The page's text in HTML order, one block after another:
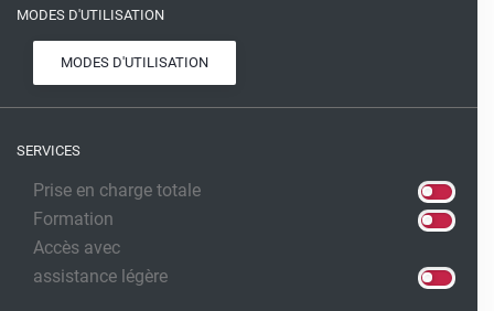
MODES D'UTILISATION
MODES D'UTILISATION
SERVICES
Prise en charge totale
Formation
Accès avec
assistance légère